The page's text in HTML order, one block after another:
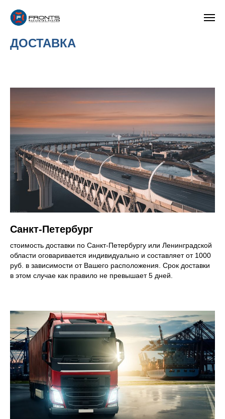
На главную
ДОСТАВКА
Санкт-Петербург
стоимость доставки по Санкт-Петербургу или Ленинградской
области оговаривается индивидуально и составляет от 1000
руб. в зависимости от Вашего расположения. Срок доставки
в этом случае как правило не превышает 5 дней.